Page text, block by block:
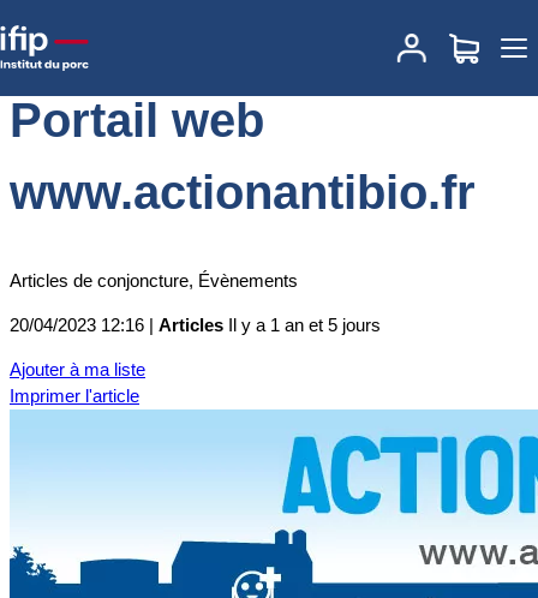
Accueil
Portail web
www.actionantibio.fr
Articles de conjoncture, Évènements
20/04/2023 12:16 | Articles Il y a 1 an et 5 jours
Ajouter à ma liste
Imprimer l'article